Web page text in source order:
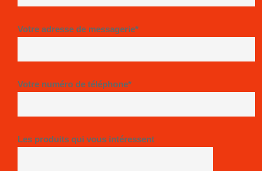
Votre adresse de messagerie*
Votre numéro de téléphone*
Les produits qui vous intéressent